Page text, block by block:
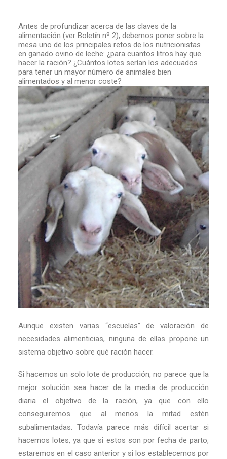
Antes de profundizar acerca de las claves de la
alimentación (ver Boletín nº 2), debemos poner sobre la
mesa uno de los principales retos de los nutricionistas
en ganado ovino de leche: ¿para cuantos litros hay que
hacer la ración? ¿Cuántos lotes serían los adecuados
para tener un mayor número de animales bien
alimentados y al menor coste?
Aunque existen varias “escuelas” de valoración de
necesidades alimenticias, ninguna de ellas propone un
sistema objetivo sobre qué ración hacer.
Si hacemos un solo lote de producción, no parece que la
mejor solución sea hacer de la media de producción
diaria el objetivo de la ración, ya que con ello
conseguiremos que al menos la mitad estén
subalimentadas. Todavía parece más difícil acertar si
hacemos lotes, ya que si estos son por fecha de parto,
estaremos en el caso anterior y si los establecemos por